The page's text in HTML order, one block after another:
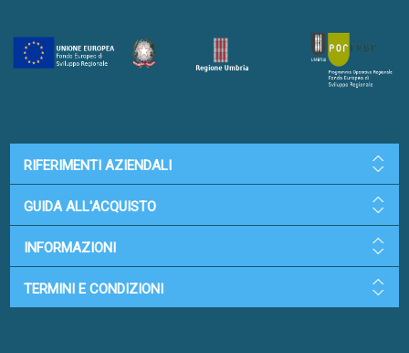
RIFERIMENTI AZIENDALI
GUIDA ALL'ACQUISTO
INFORMAZIONI
TERMINI E CONDIZIONI